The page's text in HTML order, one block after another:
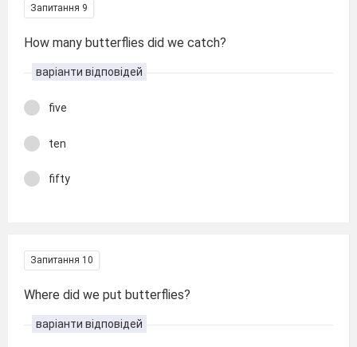
Запитання 9
How many butterflies did we catch?
варіанти відповідей
five
ten
fifty
Запитання 10
Where did we put butterflies?
варіанти відповідей